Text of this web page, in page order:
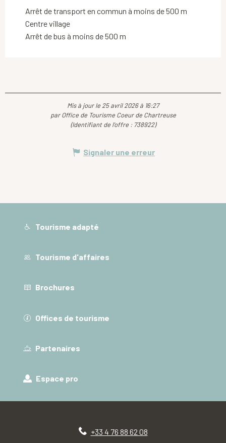
Arrêt de transport en commun à moins de 500 m
Centre village
Arrêt de bus à moins de 500 m
Mis à jour le 25 avril 2026 à 16:27
par Office de Tourisme Coeur de Chartreuse
(Identifiant de l'offre : 738922)
Signaler une erreur
Tourisme adapté
Tourisme d'affaires
Brochures
Offices de tourisme
Partenaires
Espace pro
+33 4 76 88 62 08